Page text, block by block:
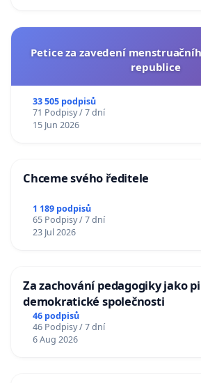
Petice za zavedení
republice
33 505 podpisů
71 Podpisy / 7 dní
15 Jun 2026
Chceme svého ředitele
1 189 podpisů
65 Podpisy / 7 dní
23 Jul 2026
Za zachování pedagogiky jako
demokratické společnosti
46 podpisů
46 Podpisy / 7 dní
6 Aug 2026